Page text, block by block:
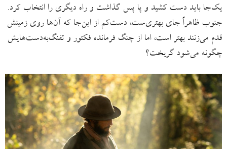
یک‌جا باید دست کشید و پا پس گذاشت و راه دیگری را انتخاب کرد.
جنوب ظاهراً جای بهتری‌ست، دست‌کم از این‌جا که آن‌ها روی زمینش
قدم می‌زنند بهتر است، اما از چنگ فرمانده فکتور و تفنگ‌به‌دست‌هایش
چگونه می‌شود گریخت؟